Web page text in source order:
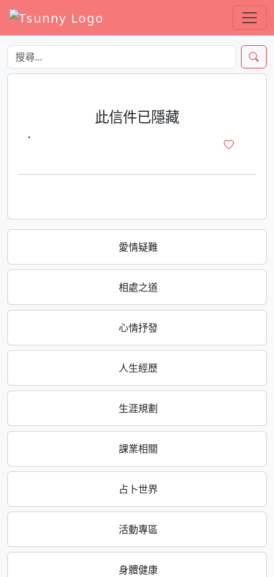
愛情疑難
相處之道
心情抒發
人生經歷
生涯規劃
課業相關
占卜世界
活動專區
身體健康
此信件已隱藏
·